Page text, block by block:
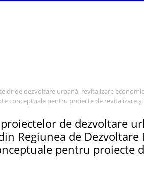
de dezvoltare urbană, revitalizare
conceptuale pentru proiecte de revitalizare
de dezvoltare
Regiunea de
pentru proiecte